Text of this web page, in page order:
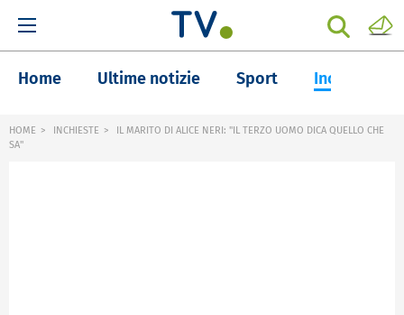
Home Ultime notizie Sport Inchieste
HOME INCHIESTE
IL MARITO DI ALICE NERI: "IL TERZO UOMO DICA QUELLO CHE
SA"